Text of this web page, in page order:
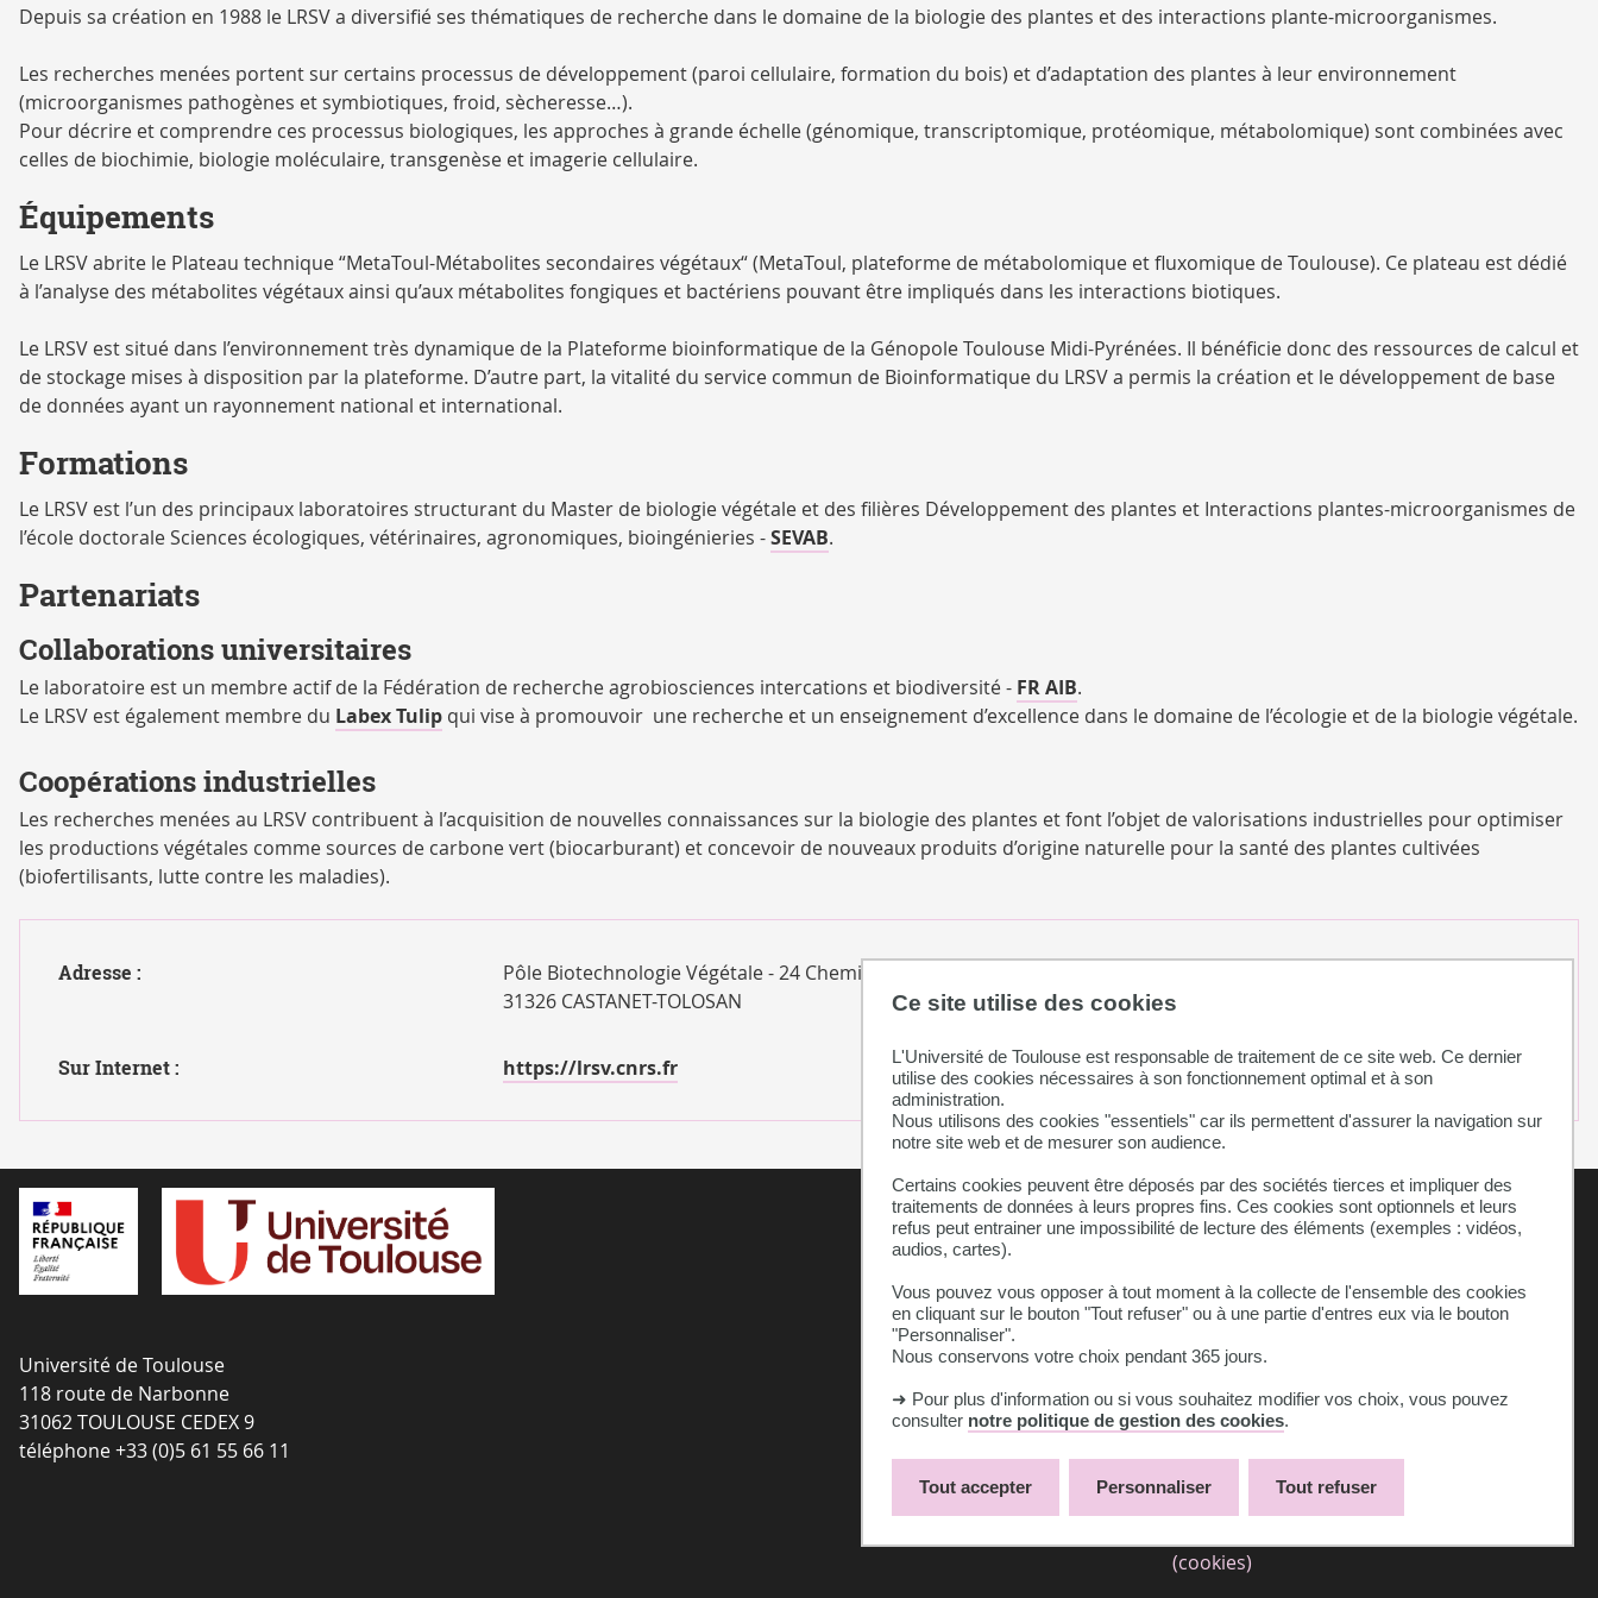
Ce site utilise des cookies
L'Université de Toulouse est responsable de traitement de ce site web. Ce dernier
utilise des cookies nécessaires à son fonctionnement optimal et à son
administration.
Nous utilisons des cookies "essentiels" car ils permettent d'assurer la navigation sur
notre site web et de mesurer son audience.
Certains cookies peuvent être déposés par des sociétés tierces et impliquer des
traitements de données à leurs propres fins. Ces cookies sont optionnels et leurs
refus peut entrainer une impossibilité de lecture des éléments (exemples : vidéos,
audios, cartes).
Vous pouvez vous opposer à tout moment à la collecte de l'ensemble des cookies
en cliquant sur le bouton "Tout refuser" ou à une partie d'entres eux via le bouton
"Personnaliser".
Nous conservons votre choix pendant 365 jours.
➜ Pour plus d'information ou si vous souhaitez modifier vos choix, vous pouvez
consulter notre politique de gestion des cookies.
Tout accepter Tout refuser
Personnaliser
Depuis sa création en 1988 le LRSV a diversifié ses thématiques de recherche dans le domaine de la biologie des plantes et des interactions plante-microorganismes.
Les recherches menées portent sur certains processus de développement (paroi cellulaire, formation du bois) et d’adaptation des plantes à leur environnement
(microorganismes pathogènes et symbiotiques, froid, sècheresse…).
Pour décrire et comprendre ces processus biologiques, les approches à grande échelle (génomique, transcriptomique, protéomique, métabolomique) sont combinées avec
celles de biochimie, biologie moléculaire, transgenèse et imagerie cellulaire.
Équipements
Le LRSV abrite le Plateau technique “MetaToul-Métabolites secondaires végétaux“ (MetaToul, plateforme de métabolomique et fluxomique de Toulouse). Ce plateau est dédié
à l’analyse des métabolites végétaux ainsi qu’aux métabolites fongiques et bactériens pouvant être impliqués dans les interactions biotiques.
Le LRSV est situé dans l’environnement très dynamique de la Plateforme bioinformatique de la Génopole Toulouse Midi-Pyrénées. Il bénéficie donc des ressources de calcul et
de stockage mises à disposition par la plateforme. D’autre part, la vitalité du service commun de Bioinformatique du LRSV a permis la création et le développement de base
de données ayant un rayonnement national et international.
Formations
Le LRSV est l’un des principaux laboratoires structurant du Master de biologie végétale et des filières Développement des plantes et Interactions plantes-microorganismes de
l’école doctorale Sciences écologiques, vétérinaires, agronomiques, bioingénieries -SEVAB.
Partenariats
Collaborations universitaires
Le laboratoire est un membre actif de la Fédération de recherche agrobiosciences intercations et biodiversité - FR AIB.
Le LRSV est également membre du Labex Tulip qui vise à promouvoir une recherche et un enseignement d’excellence dans le domaine de l’écologie et de la biologie végétale.
Coopérations industrielles
Les recherches menées au LRSV contribuent à l’acquisition de nouvelles connaissances sur la biologie des plantes et font l’objet de valorisations industrielles pour optimiser
les productions végétales comme sources de carbone vert (biocarburant) et concevoir de nouveaux produits d’origine naturelle pour la santé des plantes cultivées
(biofertilisants, lutte contre les maladies).
Adresse :
Pôle Biotechnologie Végétale - 24 Chemin de Borde Rouge - BP 42617 Auzeville
31326 CASTANET-TOLOSAN
Sur Internet : https://lrsv.cnrs.fr
Université de Toulouse
118 route de Narbonne
31062 TOULOUSE CEDEX 9
téléphone +33 (0)5 61 55 66 11
Contacts
L'université recrute
Plan du site
(cookies)